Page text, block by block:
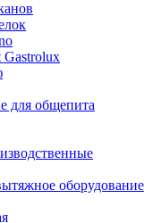
для общепита
оборудование